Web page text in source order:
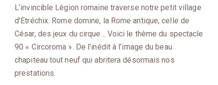
L’invincible Légion romaine traverse notre petit village
d’Etréchix. Rome domine, la Rome antique, celle de
César, des jeux du cirque… Voici le thème du spectacle
90 « Circoroma ». De l’inédit à l’image du beau
chapiteau tout neuf qui abritera désormais nos
prestations.